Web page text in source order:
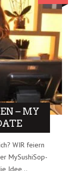
– MY
WIR feiern
MySushiSop-
Idee,..